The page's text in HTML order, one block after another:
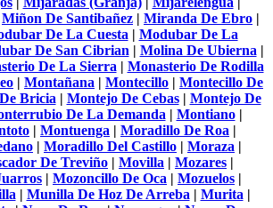
Miñon De Santibañez | Miranda De Ebro |
De La Cuesta| Modubar De La
De San Cibrian| Molina De Ubierna|
De La Sierra| Monasterio De Rodilla
| Montañana | Montecillo | Montecillo De
Bricia| Montejo De Cebas| Montejo De
De La Demanda| Montiano|
| Montuenga | Moradillo De Roa |
| Moradillo Del Castillo | Moraza |
De Treviño | Movilla | Mozares |
| Mozoncillo De Oca | Mozuelos |
| Munilla De Hoz De Arreba| Murita|